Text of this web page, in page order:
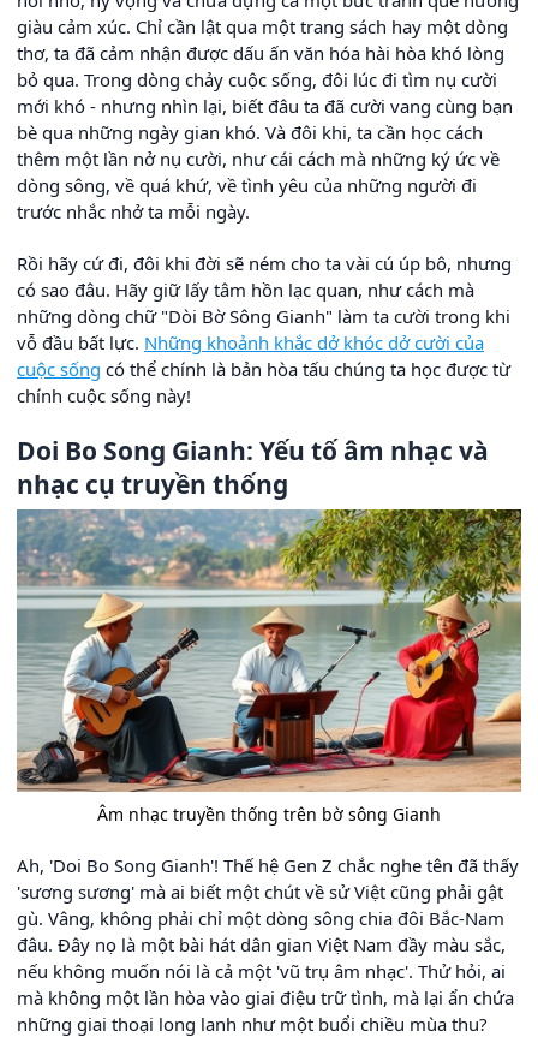
giàu cảm xúc. Chỉ cần lật qua một trang sách hay một dòng
thơ, ta đã cảm nhận được dấu ấn văn hóa hài hòa khó lòng
bỏ qua. Trong dòng chảy cuộc sống, đôi lúc đi tìm nụ cười
mới khó - nhưng nhìn lại, biết đâu ta đã cười vang cùng bạn
bè qua những ngày gian khó. Và đôi khi, ta cần học cách
thêm một lần nở nụ cười, như cái cách mà những ký ức về
dòng sông, về quá khứ, về tình yêu của những người đi
trước nhắc nhở ta mỗi ngày.
Rồi hãy cứ đi, đôi khi đời sẽ ném cho ta vài cú úp bô, nhưng
có sao đâu. Hãy giữ lấy tâm hồn lạc quan, như cách mà
những dòng chữ "Dòi Bờ Sông Gianh" làm ta cười trong khi
vỗ đầu bất lực. Những khoảnh khắc dở khóc dở cười của
cuộc sống có thể chính là bản hòa tấu chúng ta học được từ
chính cuộc sống này!
Doi Bo Song Gianh: Yếu tố âm nhạc và
nhạc cụ truyền thống
Âm nhạc truyền thống trên bờ sông Gianh
Ah, 'Doi Bo Song Gianh'! Thế hệ Gen Z chắc nghe tên đã thấy
'sương sương' mà ai biết một chút về sử Việt cũng phải gật
gù. Vâng, không phải chỉ một dòng sông chia đôi Bắc-Nam
đâu. Đây nọ là một bài hát dân gian Việt Nam đầy màu sắc,
nếu không muốn nói là cả một 'vũ trụ âm nhạc'. Thử hỏi, ai
mà không một lần hòa vào giai điệu trữ tình, mà lại ẩn chứa
những giai thoại long lanh như một buổi chiều mùa thu?